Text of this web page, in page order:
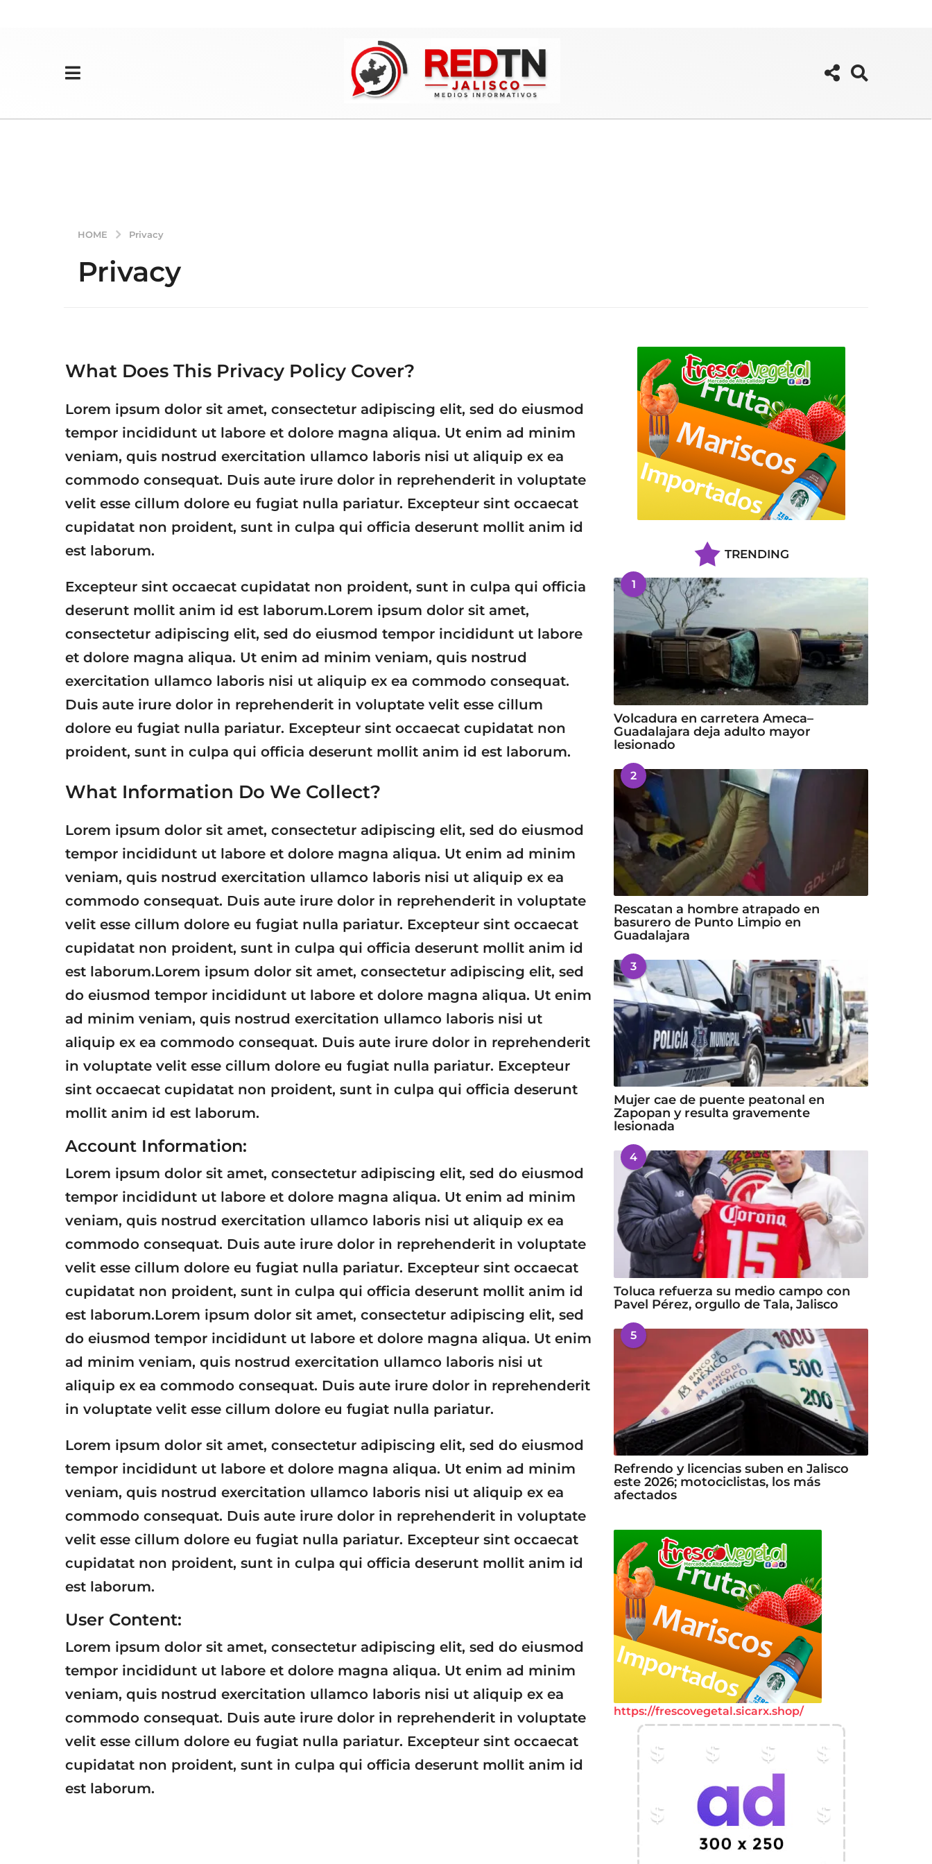
HOME Privacy
Privacy
What Does This Privacy Policy Cover?
Lorem ipsum dolor sit amet, consectetur adipiscing elit, sed do eiusmod
tempor incididunt ut labore et dolore magna aliqua. Ut enim ad minim
veniam, quis nostrud exercitation ullamco laboris nisi ut aliquip ex ea
commodo consequat. Duis aute irure dolor in reprehenderit in voluptate
velit esse cillum dolore eu fugiat nulla pariatur. Excepteur sint occaecat
cupidatat non proident, sunt in culpa qui officia deserunt mollit anim id
est laborum.
Excepteur sint occaecat cupidatat non proident, sunt in culpa qui officia
deserunt mollit anim id est laborum.Lorem ipsum dolor sit amet,
consectetur adipiscing elit, sed do eiusmod tempor incididunt ut labore
et dolore magna aliqua. Ut enim ad minim veniam, quis nostrud
exercitation ullamco laboris nisi ut aliquip ex ea commodo consequat.
Duis aute irure dolor in reprehenderit in voluptate velit esse cillum
dolore eu fugiat nulla pariatur. Excepteur sint occaecat cupidatat non
proident, sunt in culpa qui officia deserunt mollit anim id est laborum.
What Information Do We Collect?
Lorem ipsum dolor sit amet, consectetur adipiscing elit, sed do eiusmod
tempor incididunt ut labore et dolore magna aliqua. Ut enim ad minim
veniam, quis nostrud exercitation ullamco laboris nisi ut aliquip ex ea
commodo consequat. Duis aute irure dolor in reprehenderit in voluptate
velit esse cillum dolore eu fugiat nulla pariatur. Excepteur sint occaecat
cupidatat non proident, sunt in culpa qui officia deserunt mollit anim id
est laborum.Lorem ipsum dolor sit amet, consectetur adipiscing elit, sed
do eiusmod tempor incididunt ut labore et dolore magna aliqua. Ut enim
ad minim veniam, quis nostrud exercitation ullamco laboris nisi ut
aliquip ex ea commodo consequat. Duis aute irure dolor in reprehenderit
in voluptate velit esse cillum dolore eu fugiat nulla pariatur. Excepteur
sint occaecat cupidatat non proident, sunt in culpa qui officia deserunt
mollit anim id est laborum.
Account Information:
Lorem ipsum dolor sit amet, consectetur adipiscing elit, sed do eiusmod
tempor incididunt ut labore et dolore magna aliqua. Ut enim ad minim
veniam, quis nostrud exercitation ullamco laboris nisi ut aliquip ex ea
commodo consequat. Duis aute irure dolor in reprehenderit in voluptate
velit esse cillum dolore eu fugiat nulla pariatur. Excepteur sint occaecat
cupidatat non proident, sunt in culpa qui officia deserunt mollit anim id
est laborum.Lorem ipsum dolor sit amet, consectetur adipiscing elit, sed
do eiusmod tempor incididunt ut labore et dolore magna aliqua. Ut enim
ad minim veniam, quis nostrud exercitation ullamco laboris nisi ut
aliquip ex ea commodo consequat. Duis aute irure dolor in reprehenderit
in voluptate velit esse cillum dolore eu fugiat nulla pariatur.
Lorem ipsum dolor sit amet, consectetur adipiscing elit, sed do eiusmod
tempor incididunt ut labore et dolore magna aliqua. Ut enim ad minim
veniam, quis nostrud exercitation ullamco laboris nisi ut aliquip ex ea
commodo consequat. Duis aute irure dolor in reprehenderit in voluptate
velit esse cillum dolore eu fugiat nulla pariatur. Excepteur sint occaecat
cupidatat non proident, sunt in culpa qui officia deserunt mollit anim id
est laborum.
User Content:
Lorem ipsum dolor sit amet, consectetur adipiscing elit, sed do eiusmod
tempor incididunt ut labore et dolore magna aliqua. Ut enim ad minim
veniam, quis nostrud exercitation ullamco laboris nisi ut aliquip ex ea
commodo consequat. Duis aute irure dolor in reprehenderit in voluptate
velit esse cillum dolore eu fugiat nulla pariatur. Excepteur sint occaecat
cupidatat non proident, sunt in culpa qui officia deserunt mollit anim id
est laborum.
TRENDING
1
Volcadura en carretera Ameca–
Guadalajara deja adulto mayor
lesionado
2
Rescatan a hombre atrapado en
basurero de Punto Limpio en
Guadalajara
3
Mujer cae de puente peatonal en
Zapopan y resulta gravemente
lesionada
4
Toluca refuerza su medio campo con
Pavel Pérez, orgullo de Tala, Jalisco
5
Refrendo y licencias suben en Jalisco
este 2026; motociclistas, los más
afectados
https://frescovegetal.sicarx.shop/